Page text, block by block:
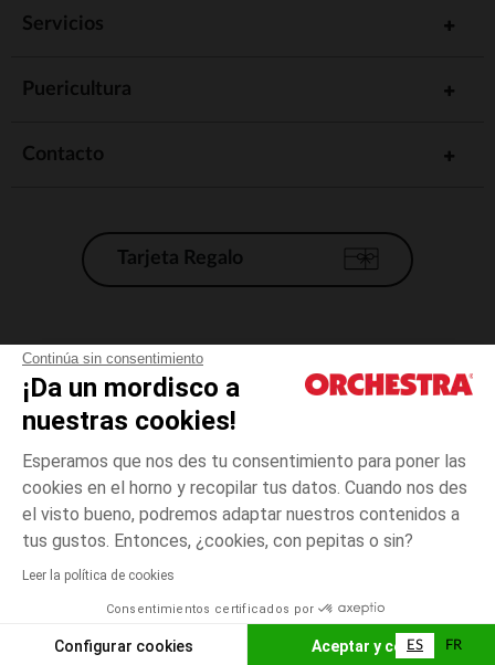
Continúa sin consentimiento
¡Da un mordisco a
nuestras cookies!
Esperamos que nos des tu consentimiento para poner las
cookies en el horno y recopilar tus datos. Cuando nos des
el visto bueno, podremos adaptar nuestros contenidos a
tus gustos. Entonces, ¿cookies, con pepitas o sin?
Leer la política de cookies
Consentimientos certificados por
Configurar cookies Aceptar y cerrar
Amarillo
5
El pago medidante
ELIGE UNA TALLA
Servicios
Puericultura
Contacto
Tarjeta Regalo
Condiciones generales de venta
Aviso Legal
*Condiciones de las ofertas actuales
Gestión de las cookies
Accesibilidad: no conforme
Orchestra adhiere al código de ética de la Federación Francesa de comercio
electrónico y venta a distancia (FEVAD) y al sistema de mediación de
ES FR